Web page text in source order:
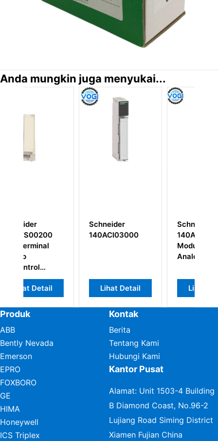
Anda mungkin juga menyukai...
Schneider
140ACO13000
Lihat Detail
Modul input
diskrit Schneider
140DAI35300
Lihat Detail
Produk
ABB
Bently Nevada
Emerson
EPRO
FOXBORO
GE
HIMA
Honeywell
ICS Triplex
Kontak
Berita
Tentang Kami
Hubungi Kami
Kantor Pusat
Alamat: Unit 1503-4 Building
B Diamond Coast, No.96-2
Lujiang Road Siming District
Xiamen Fujian China